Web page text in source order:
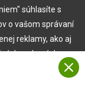
súhlasíte s
o vašom správaní
reklamy, ako aj
webových